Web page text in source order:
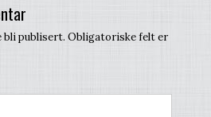
bli publisert. Obligatoriske felt er